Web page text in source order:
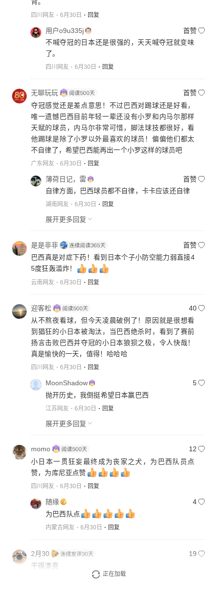
四川网友 6月30日 回复
用户o9u335j
首赞
不喊夺冠的日本还是很强的，天天喊夺冠就变味
了。
四川网友 6月30日 回复
无聊玩玩
首赞
夺冠感觉还是差点意思！不过巴西对踢球还是好看，
唯一遗憾巴西目前年轻一辈还没有小罗和内马尔那样
天赋的球员，内马尔非常可惜，脚法球技都很好，看
他踢球是除了小罗以外最喜欢的球员！偏偏他们都太
不自律了，希望巴西能再出一个小罗这样的球员吧
广东网友 6月30日 回复
薄荷日记，雷
首赞
自律方面，巴西球员都不自律，卡卡应该还自律
湖南网友 6月30日 回复
展开更多回复
是是非非
首赞
巴西真是对症下药！看到日本个子小防空能力弱直接4
5度狂轰滥炸！
云南网友 6月30日 回复
迎客松
40
从不熬夜看球，但今天凌晨破例了！原因就是很想看
到猖狂的小日本被淘汰，当巴西绝杀时，看到了赛前
扬言击败巴西并夺冠的小日本狼狈之极，令人快哉！
真是愉快的一天，值得！哈哈哈
四川网友 6月30日 回复
MoonShadow
5
抛开历史，我倒挺希望日本赢巴西
江苏网友 6月30日 回复
展开更多回复
momo
12
小日本一贯狂妄最终成为丧家之犬，为巴西队员点
赞，为库尼亚点赞
四川网友 6月30日 回复
随缘
4
为巴西队点
内蒙古网友 6月30日 回复
2月30
19
干得漂亮
回复
正在加载